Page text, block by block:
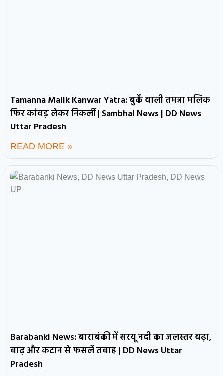
Tamanna Malik Kanwar Yatra: बुर्के वाली तमन्ना मलिक
फिर कांवड़ लेकर निकलीं | Sambhal News | DD News
Uttar Pradesh
READ MORE »
Barabanki News: बाराबंकी में सरयू नदी का जलस्तर बढ़ा,
बाढ़ और कटान से फसलें तबाह | DD News Uttar
Pradesh